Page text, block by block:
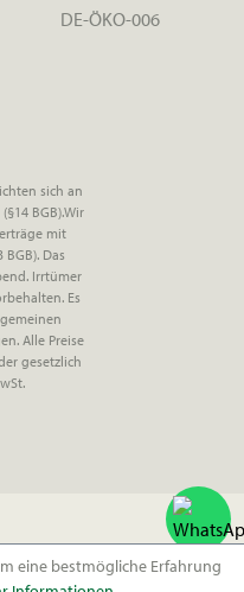
DE-ÖKO-006
sich an
BGB).Wir
mit
Das
Irrtümer
Es
Alle Preise
gesetzlich
eine bestmögliche Erfahrung